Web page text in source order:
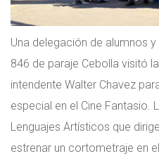
Una delegación de alumnos
846 de paraje Cebolla visitó
intendente Walter Chavez
especial en el Cine Fantasio.
Lenguajes Artísticos que
estrenar un cortometraje en